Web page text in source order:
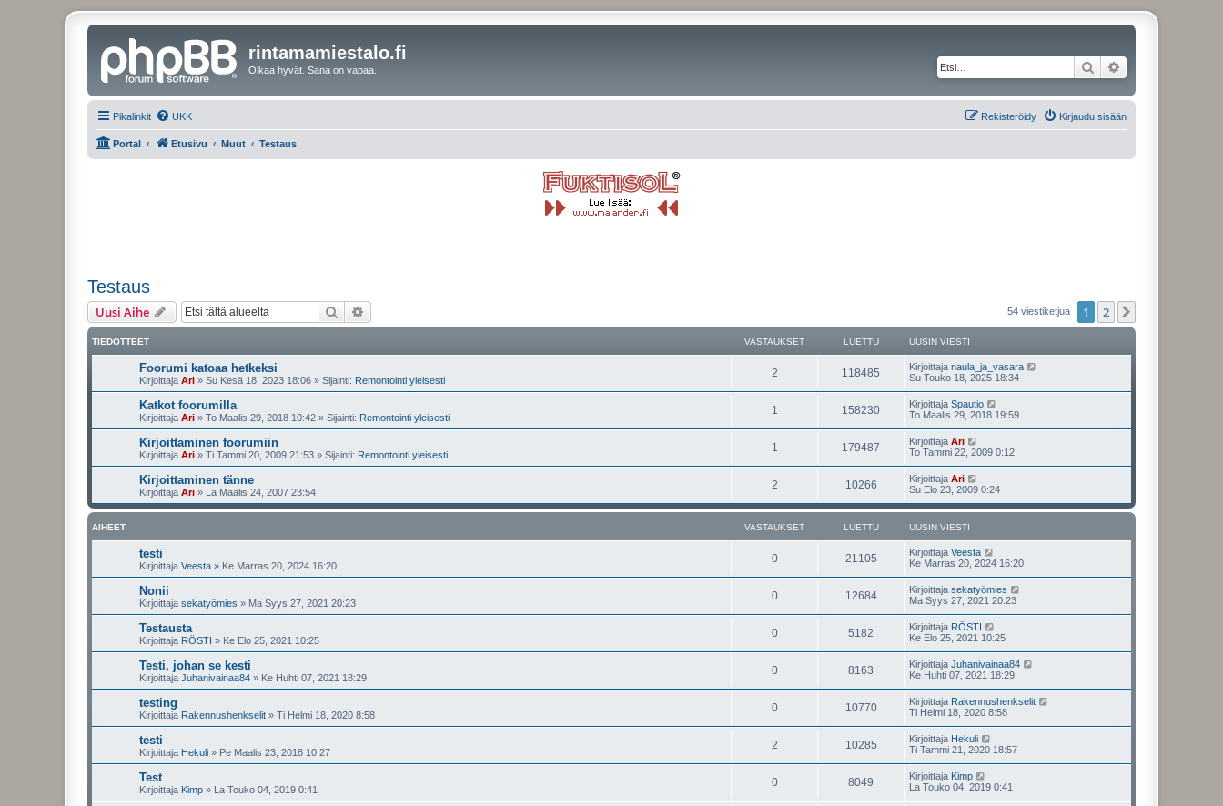
rintamamiestalo.fi
Olkaa hyvät. Sana on vapaa. Etsi
Pikalinkit UKK Kirjaudu sisään
Rekisteröidy
Portal Etusivu Muut Testaus
Testaus
Uusi Aihe Etsi 54 viestiketjua 1 2
TIEDOTTEET VASTAUKSET LUETTU UUSIN VIESTI
Foorumi katoaa hetkeksi
Kirjoittaja Ari » Su Kesä 18, 2023 18:06 » Sijainti: Remontointi yleisesti
2 118485 Kirjoittaja naula_ja_vasara
Su Touko 18, 2025 18:34
Katkot foorumilla
Kirjoittaja Ari » To Maalis 29, 2018 10:42 » Sijainti: Remontointi yleisesti
1 158230 Kirjoittaja Spautio
To Maalis 29, 2018 19:59
Kirjoittaminen foorumiin
Kirjoittaja Ari » Ti Tammi 20, 2009 21:53 » Sijainti: Remontointi yleisesti
1 179487 Kirjoittaja Ari
To Tammi 22, 2009 0:12
Kirjoittaminen tänne
Kirjoittaja Ari » La Maalis 24, 2007 23:54
2 10266 Kirjoittaja Ari
Su Elo 23, 2009 0:24
AIHEET VASTAUKSET LUETTU UUSIN VIESTI
testi
Kirjoittaja Veesta » Ke Marras 20, 2024 16:20
0 21105 Kirjoittaja Veesta
Ke Marras 20, 2024 16:20
Nonii
Kirjoittaja sekatyömies » Ma Syys 27, 2021 20:23
0 12684 Kirjoittaja sekatyömies
Ma Syys 27, 2021 20:23
Testausta
Kirjoittaja RÖSTI » Ke Elo 25, 2021 10:25
0 5182 Kirjoittaja RÖSTI
Ke Elo 25, 2021 10:25
Testi, johan se kesti
Kirjoittaja Juhanivainaa84 » Ke Huhti 07, 2021 18:29
0 8163 Kirjoittaja Juhanivainaa84
Ke Huhti 07, 2021 18:29
testing
Kirjoittaja Rakennushenkselit » Ti Helmi 18, 2020 8:58
0 10770 Kirjoittaja Rakennushenkselit
Ti Helmi 18, 2020 8:58
testi
Kirjoittaja Hekuli » Pe Maalis 23, 2018 10:27
2 10285 Kirjoittaja Hekuli
Ti Tammi 21, 2020 18:57
Test
Kirjoittaja Kimp » La Touko 04, 2019 0:41
0 8049 Kirjoittaja Kimp
La Touko 04, 2019 0:41